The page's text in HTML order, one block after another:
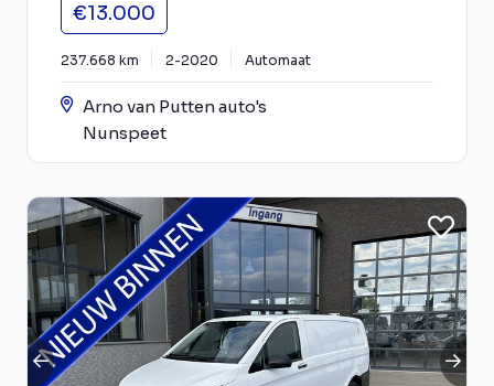
€13.000
237.668 km 2-2020 Automaat
Arno van Putten auto's
Nunspeet